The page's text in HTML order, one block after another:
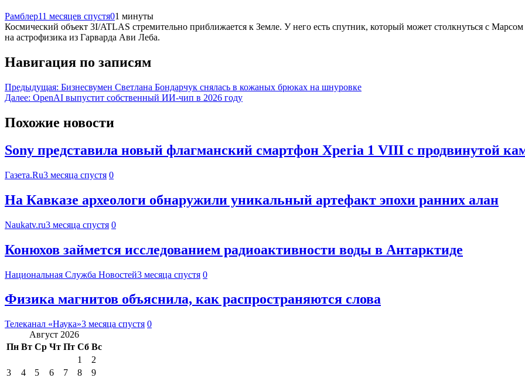
Рамблер11 месяцев спустя01 минуты
Космический объект 3I/ATLAS стремительно приближается к Земле. У него есть спутник, который может столкнуться с
на астрофизика из Гарварда Ави Леба.
Навигация по записям
Предыдущая: Бизнесвумен Светлана Бондарчук снялась в кожаных брюках на шнуровке
Далее: OpenAI выпустит собственный ИИ-чип в 2026 году
Похожие новости
Sony представила новый флагманский смартфон Xperia 1 VIII с продвинутой
Газета.Ru3 месяца спустя 0
На Кавказе археологи обнаружили уникальный артефакт эпохи ранних алан
Naukatv.ru3 месяца спустя 0
Конюхов займется исследованием радиоактивности воды в Антарктиде
Национальная Служба Новостей3 месяца спустя 0
Физика магнитов объяснила, как распространяются слова
Телеканал «Наука»3 месяца спустя 0
Август 2026
Пн Вт Ср Чт Пт Сб Вс
1
2
3
4 5 6 7 8
9